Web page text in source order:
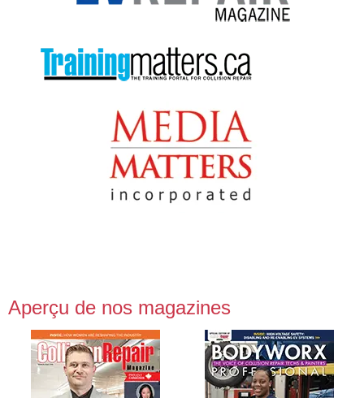
Aperçu de nos magazines